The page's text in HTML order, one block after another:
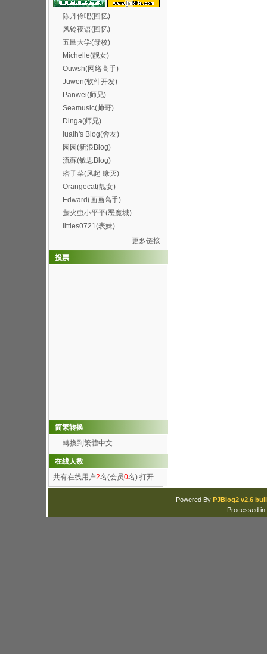
陈丹伶吧(回忆)
风铃夜语(回忆)
五邑大学(母校)
Michelle(靓女)
Ouwsh(网络高手)
Juwen(软件开发)
Panwei(师兄)
Seamusic(帅哥)
Dinga(师兄)
luaih's Blog(舍友)
园园(新浪Blog)
流蘇(敏思Blog)
痞子菜(风起 缘灭)
Orangecat(靓女)
Edward(画画高手)
萤火虫小平平(恶魔城)
littles0721(表妹)
更多链接…
投票
简繁转换
轉換到繁體中文
在线人数
共有在线用户2名(会员0名) 打开
Powered By PJBlog2 v2.6
Processed in